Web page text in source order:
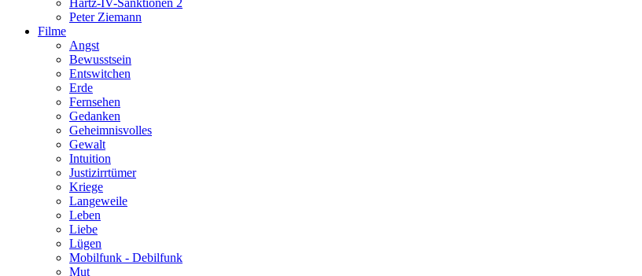
Hartz-IV-Sanktionen 2
Peter Ziemann
Filme
Angst
Bewusstsein
Entswitchen
Erde
Fernsehen
Gedanken
Geheimnisvolles
Gewalt
Intuition
Justizirrtümer
Kriege
Langeweile
Leben
Liebe
Lügen
Mobilfunk - Debilfunk
Mut